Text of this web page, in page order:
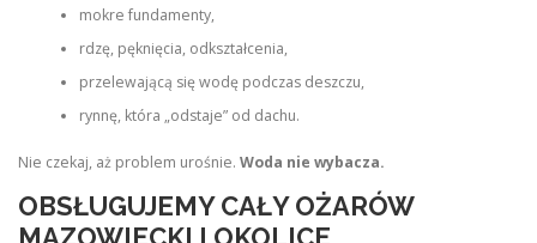
mokre fundamenty,
rdzę, pęknięcia, odkształcenia,
przelewającą się wodę podczas deszczu,
rynnę, która „odstaje” od dachu.
Nie czekaj, aż problem urośnie. Woda nie wybacza.
OBSŁUGUJEMY CAŁY OŻARÓW
MAZOWIECKI I OKOLICE